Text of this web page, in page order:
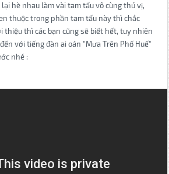
hè nhau làm vài tam tấu vô cùng thú vị,
thuộc trong phần tam tấu này thì chắc
thiệu thì các bạn cũng sẽ biết hết, tuy nhiên
với tiếng đàn ai oán "Mưa Trên Phố Huế"
nhé :